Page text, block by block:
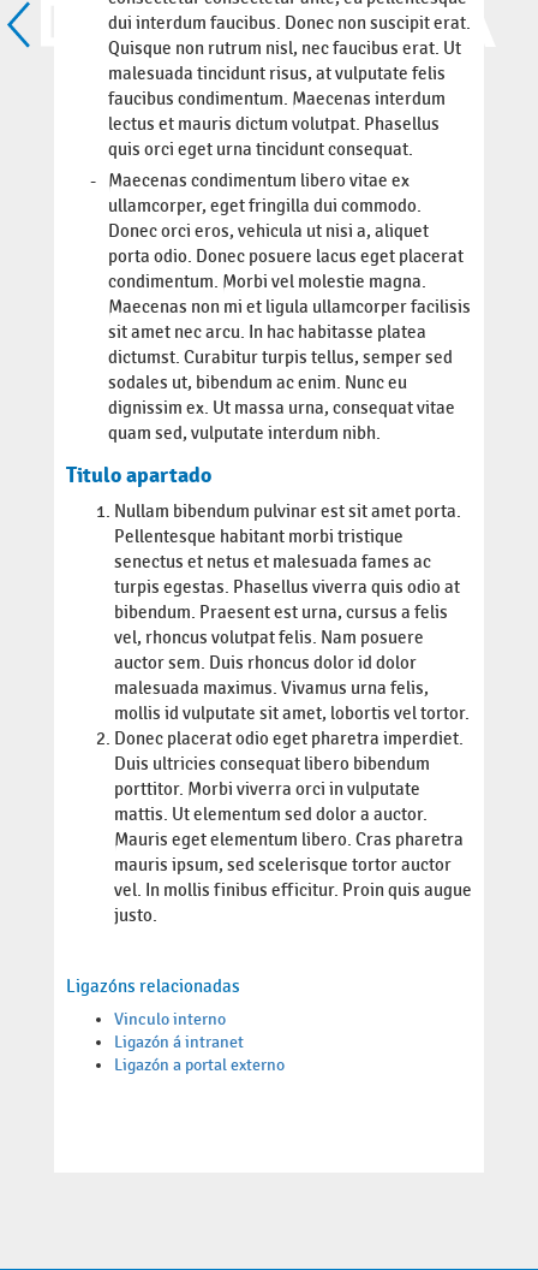
dui interdum faucibus. Donec non suscipit erat.
Quisque non rutrum nisl, nec faucibus erat. Ut
malesuada tincidunt risus, at vulputate felis
faucibus condimentum. Maecenas interdum
lectus et mauris dictum volutpat. Phasellus
quis orci eget urna tincidunt consequat.
Maecenas condimentum libero vitae ex
ullamcorper, eget fringilla dui commodo.
Donec orci eros, vehicula ut nisi a, aliquet
porta odio. Donec posuere lacus eget placerat
condimentum. Morbi vel molestie magna.
Maecenas non mi et ligula ullamcorper facilisis
sit amet nec arcu. In hac habitasse platea
dictumst. Curabitur turpis tellus, semper sed
sodales ut, bibendum ac enim. Nunc eu
dignissim ex. Ut massa urna, consequat vitae
quam sed, vulputate interdum nibh.
Titulo apartado
Nullam bibendum pulvinar est sit amet porta.
Pellentesque habitant morbi tristique
senectus et netus et malesuada fames ac
turpis egestas. Phasellus viverra quis odio at
bibendum. Praesent est urna, cursus a felis
vel, rhoncus volutpat felis. Nam posuere
auctor sem. Duis rhoncus dolor id dolor
malesuada maximus. Vivamus urna felis,
mollis id vulputate sit amet, lobortis vel tortor.
Donec placerat odio eget pharetra imperdiet.
Duis ultricies consequat libero bibendum
porttitor. Morbi viverra orci in vulputate
mattis. Ut elementum sed dolor a auctor.
Mauris eget elementum libero. Cras pharetra
mauris ipsum, sed scelerisque tortor auctor
vel. In mollis finibus efficitur. Proin quis augue
justo.
Ligazóns relacionadas
Vinculo interno
Ligazón á intranet
Ligazón a portal externo